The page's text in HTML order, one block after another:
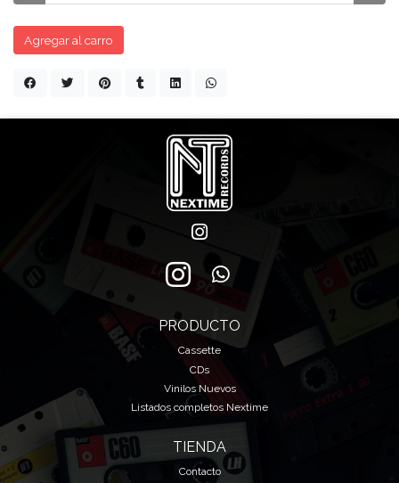
Agregar al carro
PRODUCTO
Cassette
CDs
Vinilos Nuevos
Listados completos Nextime
TIENDA
Contacto